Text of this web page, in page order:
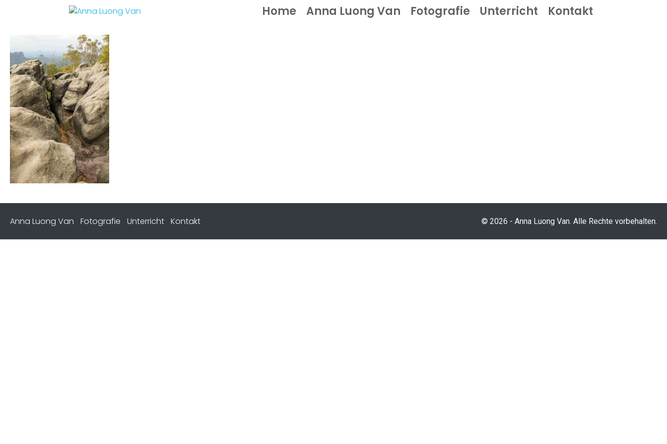
Home Anna Luong Van Fotografie Unterricht Kontakt
Anna Luong Van Fotografie Unterricht Kontakt © 2026 - Anna Luong Van. Alle Rechte vorbehalten.